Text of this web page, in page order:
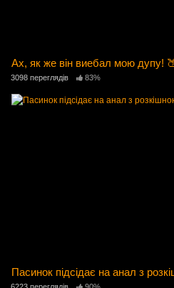
Ах, як же він виебал мою дупу!
3098 переглядів 83%
Пасинок підсідає на анал з